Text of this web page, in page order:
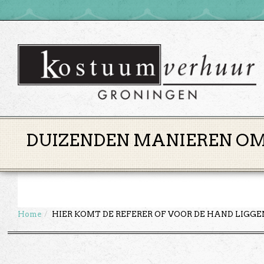
DUIZENDEN MANIEREN
Home HIER KOMT DE REFERER OF VOOR DE HAND